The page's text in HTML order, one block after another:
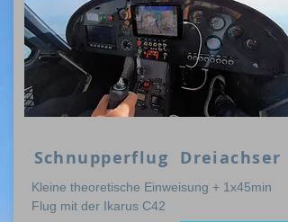
Schnupperflug Dreiachser
Kleine theoretische Einweisung + 1x45min
Flug mit der Ikarus C42